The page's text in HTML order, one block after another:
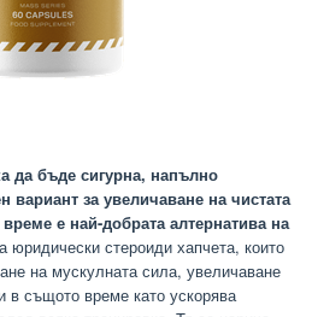
да бъде сигурна, напълно
вариант за увеличаване на чистата
е най-добрата алтернатива на
юридически стероиди хапчета, които
на мускулната сила, увеличаване
в същото време като ускорява